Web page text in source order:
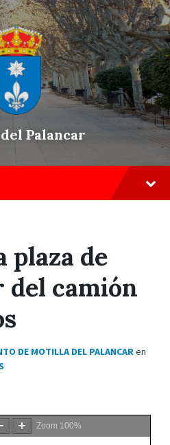
Palancar
plaza de
camión
DE MOTILLA DEL PALANCARen
Zoom 100%